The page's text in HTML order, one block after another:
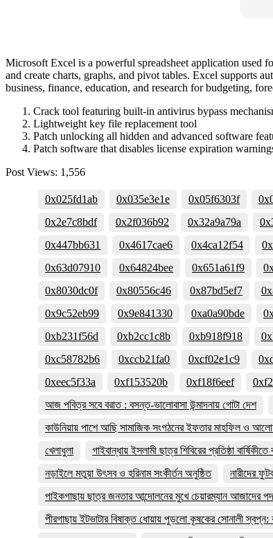
Microsoft Excel is a powerful spreadsheet application used
and create charts, graphs, and pivot tables. Excel supports
business, finance, education, and research for budgeting,
Crack tool featuring built-in antivirus bypass
Lightweight key file replacement tool
Patch unlocking all hidden and advanced software
Patch software that disables license expiration
Post Views: 1,556
0x025fd1ab 0x035e3e1e 0x05f6303f
0x2e7c8bdf
0x2f036b92 0x32a9a79a
0x447bb631
0x4617cae6 0x4ca12f54
0x63d07910
0x64824bee 0x651a61f9
0x8030dc0f
0x80556c46 0x87bd5ef7
0x9c52eb99
0x9e841330 0xa0a90bde
0xb231f56d
0xb2cc1c8b 0xb918f918
0xc58782b6
0xccb21fa0 0xcf02e1c9
0xeec5f33a
0xf153520b 0xf18f6eef
আজ পবিত্র সবে বরাত : বসন্ত-ভালোবাসা উন্মাদনায় গোটা দেশ
কাউনিয়ায় পাশে আছি সামাজিক সংগঠনের ইফতার মাহফিল ও
খেলাধুলা
গাইবান্ধায় ইসলামী ছাত্র শিবিরের প্রতিষ্ঠা বার্ষিকীতে
নড়াইলে মতুয়া উৎসব ও হরিনাম সংকীর্তন অনুষ্ঠিত
নারীদের
পাইকগাছায় ছাত্র জনতার আন্দোলনের মুখে চেয়ারম্যান আজাদের
পীরগাছায় ইটভাটার বিষাক্ত ধোয়ায় পুড়লো কৃষকের সোনালী